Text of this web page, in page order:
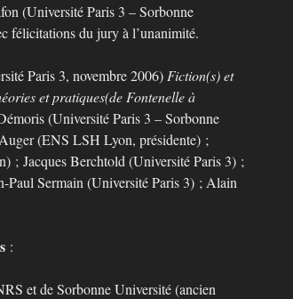
(Université Paris 3 – Sorbonne
félicitations du jury à l’unanimité.
Paris 3, novembre 2006) Fiction(s) et
et pratiques(de Fontenelle à
(Université Paris 3 – Sorbonne
(ENS LSH Lyon, présidente) ;
; Jacques Berchtold (Université Paris 3) ;
Sermain (Université Paris 3) ; Alain
:
et de Sorbonne Université (ancien